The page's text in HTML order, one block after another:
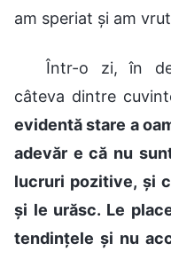
am speriat și am
Într-o zi, în
câteva dintre
evidentă stare a
adevăr e că nu
lucruri pozitive, și
și le urăsc. Le
tendințele și nu